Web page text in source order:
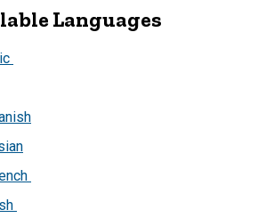
Languages